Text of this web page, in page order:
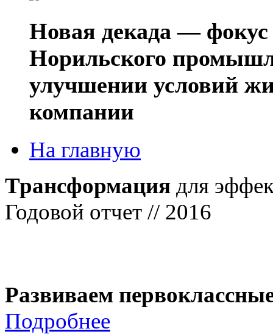
Новая декада — фокус
Норильского
улучшении условий
компании
На главную
Трансформация для
Годовой отчет // 2016
Развиваем
Подробнее